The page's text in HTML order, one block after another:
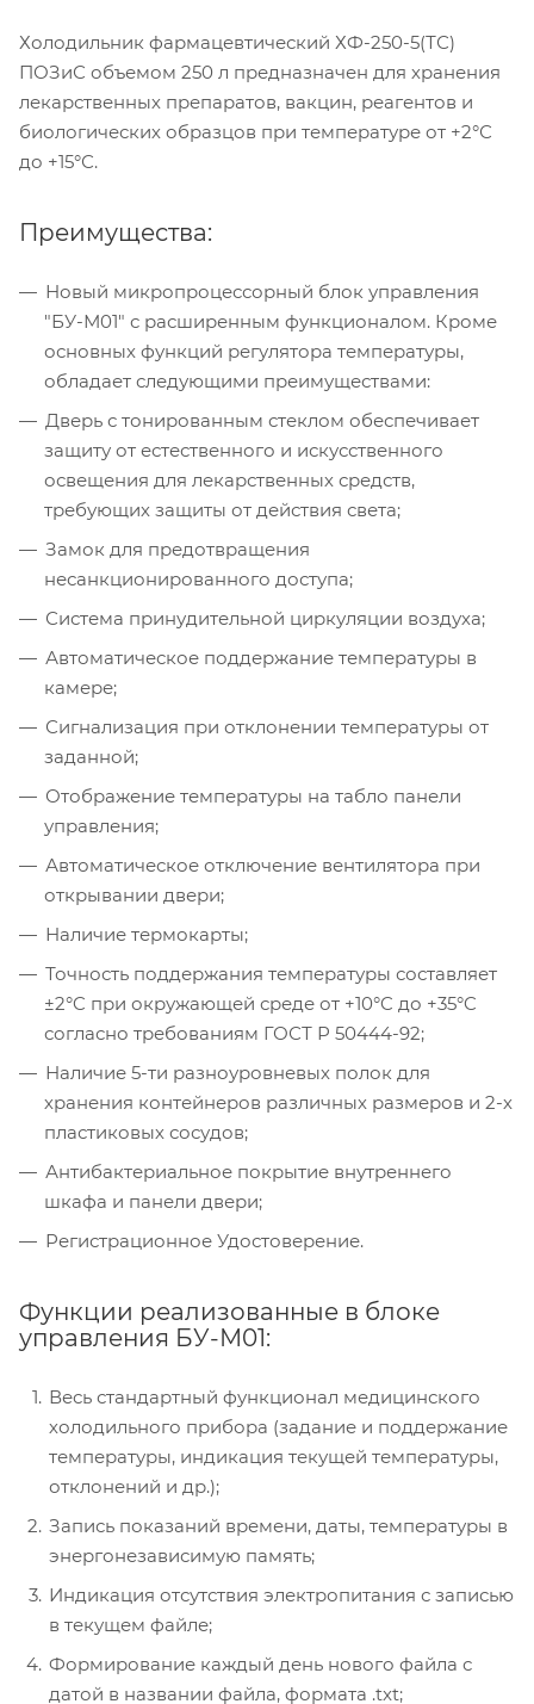
Холодильник фармацевтический ХФ-250-5(ТС)
ПОЗиС объемом 250 л предназначен для хранения
лекарственных препаратов, вакцин, реагентов и
биологических образцов при температуре от +2°С
до +15°С.
Преимущества:
Новый микропроцессорный блок управления
"БУ-М01" с расширенным функционалом. Кроме
основных функций регулятора температуры,
обладает следующими преимуществами:
Дверь с тонированным стеклом обеспечивает
защиту от естественного и искусственного
освещения для лекарственных средств,
требующих защиты от действия света;
Замок для предотвращения
несанкционированного доступа;
Система принудительной циркуляции воздуха;
Автоматическое поддержание температуры в
камере;
Сигнализация при отклонении температуры от
заданной;
Отображение температуры на табло панели
управления;
Автоматическое отключение вентилятора при
открывании двери;
Наличие термокарты;
Точность поддержания температуры составляет
±2°C при окружающей среде от +10°C до +35°C
согласно требованиям ГОСТ Р 50444-92;
Наличие 5-ти разноуровневых полок для
хранения контейнеров различных размеров и 2-х
пластиковых сосудов;
Антибактериальное покрытие внутреннего
шкафа и панели двери;
Регистрационное Удостоверение.
Функции реализованные в блоке
управления БУ-М01:
Весь стандартный функционал медицинского
холодильного прибора (задание и поддержание
температуры, индикация текущей температуры,
отклонений и др.);
Запись показаний времени, даты, температуры в
энергонезависимую память;
Индикация отсутствия электропитания с записью
в текущем файле;
Формирование каждый день нового файла с
датой в названии файла, формата .txt;